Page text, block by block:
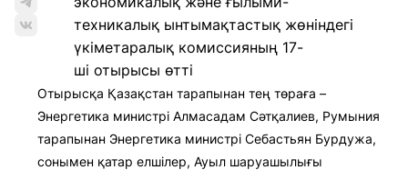
техникалық ынтымақтастық жөніндегі
үкіметаралық комиссияның 17-
ші отырысы өтті
Отырысқа Қазақстан тарапынан тең төраға –
Энергетика министрі Алмасадам Сәтқалиев, Румыния
тарапынан Энергетика министрі Себастьян Бурдужа,
сонымен қатар елшілер, Ауыл шаруашылығы